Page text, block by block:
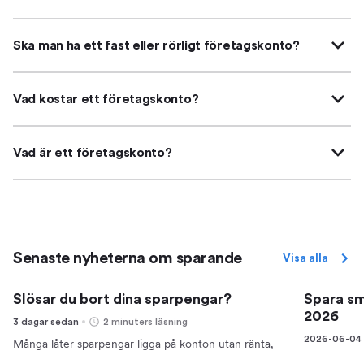
Ska man ha ett fast eller rörligt företagskonto?
Vad kostar ett företagskonto?
Vad är ett företagskonto?
Senaste nyheterna om sparande Visa alla
Slösar du bort dina sparpengar?
3 dagar sedan 2 minuters läsning
Många låter sparpengar ligga på konton utan ränta,
Spara
2026
2026-06-04